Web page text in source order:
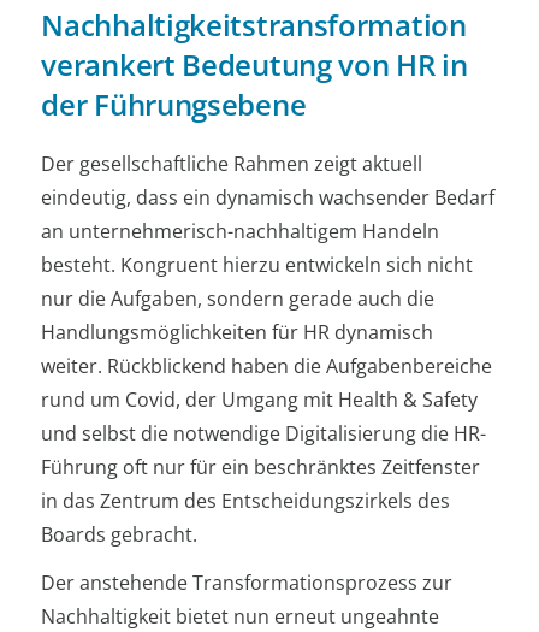
Nachhaltigkeitstransformation
verankert Bedeutung von HR in
der Führungsebene
Der gesellschaftliche Rahmen zeigt aktuell
eindeutig, dass ein dynamisch wachsender Bedarf
an unternehmerisch-nachhaltigem Handeln
besteht. Kongruent hierzu entwickeln sich nicht
nur die Aufgaben, sondern gerade auch die
Handlungsmöglichkeiten für HR dynamisch
weiter. Rückblickend haben die Aufgabenbereiche
rund um Covid, der Umgang mit Health & Safety
und selbst die notwendige Digitalisierung die HR-
Führung oft nur für ein beschränktes Zeitfenster
in das Zentrum des Entscheidungszirkels des
Boards gebracht.
Der anstehende Transformationsprozess zur
Nachhaltigkeit bietet nun erneut ungeahnte